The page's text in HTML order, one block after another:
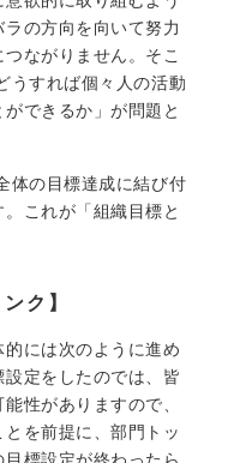
の方向を向いて努力
ながりません。そこ
うすれば個々人の活動
できるか」が問題と
体の目標達成に結び付
これが「組織目標と
ク】
には次のように進め
定をしたのでは、皆
性がありますので、
を前提に、部門トッ
標設定が終わったら